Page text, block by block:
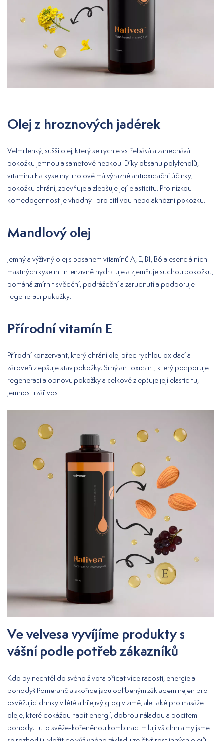
Olej z hroznových jadérek
Velmi lehký, sušší olej, který se rychle vstřebává a zanechává
pokožku jemnou a sametově hebkou. Díky obsahu polyfenolů,
vitamínu E a kyseliny linolové má výrazné antioxidační účinky,
pokožku chrání, zpevňuje a zlepšuje její elasticitu. Pro nízkou
komedogennost je vhodný i pro citlivou nebo aknózní pokožku.
Mandlový olej
Jemný a výživný olej s obsahem vitamínů A, E, B1, B6 a esenciálních
mastných kyselin. Intenzivně hydratuje a zjemňuje suchou pokožku,
pomáhá zmírnit svědění, podráždění a zarudnutí a podporuje
regeneraci pokožky.
Přírodní vitamín E
Přírodní konzervant, který chrání olej před rychlou oxidací a
zároveň zlepšuje stav pokožky. Silný antioxidant, který podporuje
regeneraci a obnovu pokožky a celkově zlepšuje její elasticitu,
jemnost i zářivost.
Ve velvesa vyvíjíme produkty s
vášní podle potřeb zákazníků
Kdo by nechtěl do svého života přidat více radosti, energie a
pohody? Pomeranč a skořice jsou oblíbeným základem nejen pro
osvěžující drinky v létě a hřejivý grog v zimě, ale také pro masáže
oleje, které dokážou nabít energií, dobrou náladou a pocitem
pohody. Tuto svěže-kořeněnou kombinaci milují všichni a my jsme